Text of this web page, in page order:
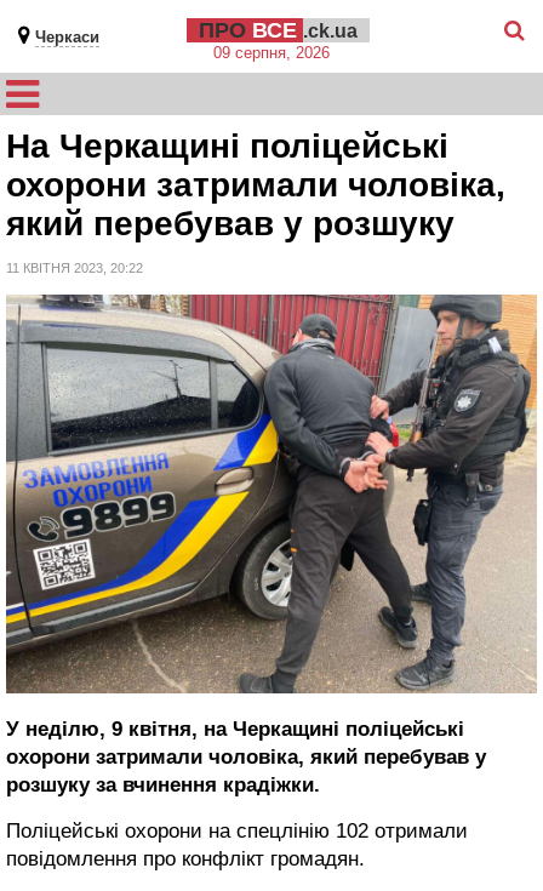
Черкаси ПРО ВСЕ .ck.ua
09 серпня, 2026
На Черкащині поліцейські
охорони затримали чоловіка,
який перебував у розшуку
11 КВІТНЯ 2023, 20:22
У неділю, 9 квітня, на Черкащині поліцейські
охорони затримали чоловіка, який перебував у
розшуку за вчинення крадіжки.
Поліцейські охорони на спецлінію 102 отримали
повідомлення про конфлікт громадян.